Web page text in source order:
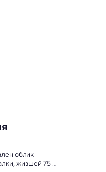
облик
жившей 75